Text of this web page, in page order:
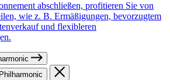
abschließen, profitieren Sie von
wie z. B. Ermäßigungen, bevorzugtem
und flexibleren